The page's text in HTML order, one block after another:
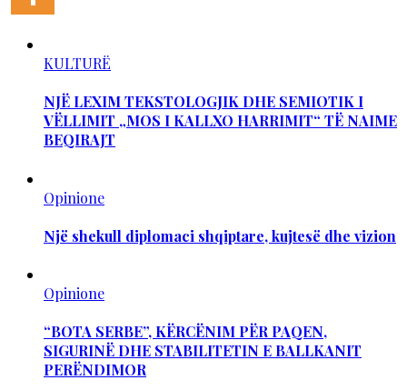
KULTURË
NJË LEXIM TEKSTOLOGJIK DHE SEMIOTIK I
VËLLIMIT „MOS I KALLXO HARRIMIT“ TË NAIME
BEQIRAJT
Opinione
Një shekull diplomaci shqiptare, kujtesë dhe vizion
Opinione
“BOTA SERBE”, KËRCËNIM PËR PAQEN,
SIGURINË DHE STABILITETIN E BALLKANIT
PERËNDIMOR